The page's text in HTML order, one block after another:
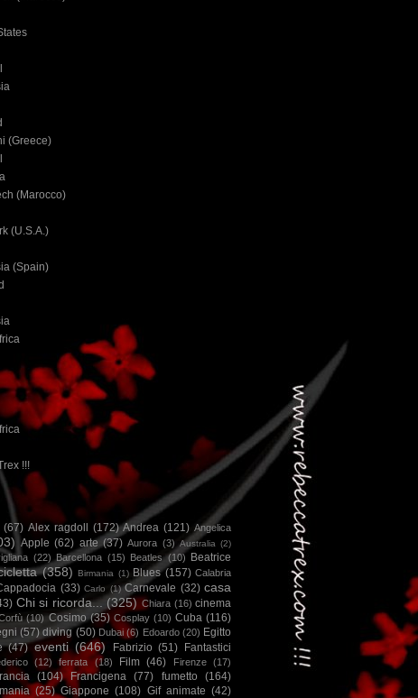
(Greece)
(Marocco)
(U.S.A.)
(Spain)
!!!
(67) Alex ragdoll (172) Andrea (121) Angelica
Apple (62) arte (37) Aurora (3) Australia (2)
(22) Barcellona (15) Beatles (10)
Beatrice
(358) Birmania (1) Blues (157) Calabria
(33) Carlo (1) Carnevale (32) casa
Chi si ricorda... (325) Chiara (16) cinema
(10) Cosimo (35) Cosplay (10) Cuba (116)
(57) diving (50) Dubai (6) Edoardo (20) Egitto
(47) eventi (646) Fabrizio (51)
Fantastici
(12) ferrata (18) Film (46) Firenze (17)
(104) Francigena (77) fumetto (164)
(25) Giappone (108) Gif animate (42)